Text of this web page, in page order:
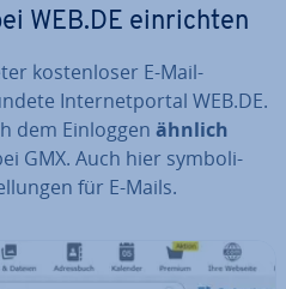
WEB.DE ein­rich­ten
kos­ten­lo­ser E-Mail-
In­ter­net­por­tal WEB.DE.
dem Einloggen ähnlich
GMX. Auch hier sym­bo­li­
für E-Mails.